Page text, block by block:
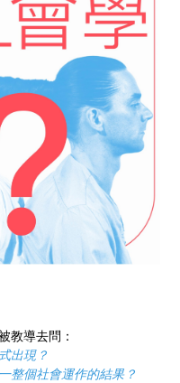
教導去問：
出現？
整個社會運作的結果？